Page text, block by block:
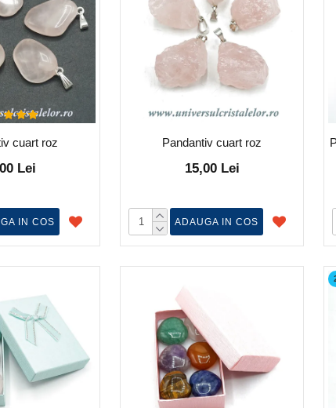
cuart roz
Lei
IN COS
Pandantiv cuart roz
15,00 Lei
ADAUGA IN COS